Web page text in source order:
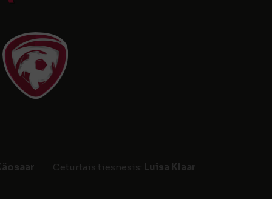
Ceturtais tiesnesis: Luisa Klaar